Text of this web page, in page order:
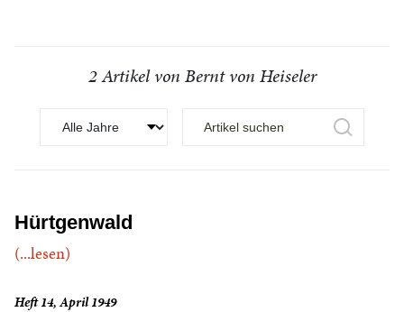
2 Artikel von Bernt von Heiseler
Hürtgenwald
(...lesen)
Heft 14, April 1949